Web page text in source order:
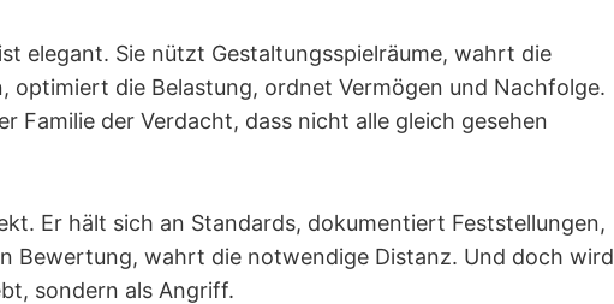
elegant. Sie nützt Gestaltungsspielräume, wahrt die
optimiert die Belastung, ordnet Vermögen und Nachfolge.
Familie der Verdacht, dass nicht alle gleich gesehen
Er hält sich an Standards, dokumentiert Feststellungen,
Bewertung, wahrt die notwendige Distanz. Und doch wird
sondern als Angriff.